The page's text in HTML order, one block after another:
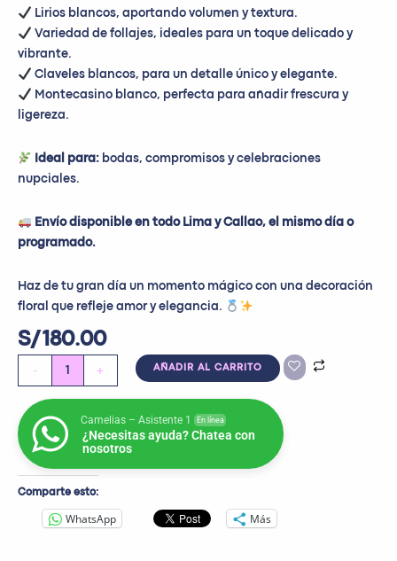
Lirios blancos, aportando volumen y textura.
Variedad de follajes, ideales para un toque delicado y
vibrante.
Claveles blancos, para un detalle único y elegante.
Montecasino blanco, perfecta para añadir frescura y
ligereza.
Ideal para:bodas, compromisos y celebraciones
nupciales.
Envío disponible en todo Lima y Callao, el mismo día o
programado.
Haz de tu gran día un momento mágico con una decoración
floral que refleje amor y elegancia.
S/180.00
- + AÑADIR AL CARRITO
Camelias – Asistente 1 En línea
¿Necesitas ayuda? Chatea con
nosotros
Comparte esto:
WhatsApp Más